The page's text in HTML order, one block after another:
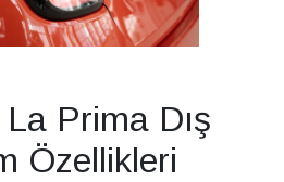
Prima Dış
Özellikleri